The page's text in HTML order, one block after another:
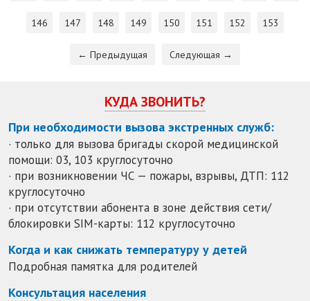
146 147 148 149 150 151 152 153
← Предыдущая Следующая →
КУДА ЗВОНИТЬ?
При необходимости вызова экстренных служб:
· только для вызова бригады скорой медицинской
помощи: 03, 103 круглосуточно
· при возникновении ЧС — пожары, взрывы, ДТП: 112
круглосуточно
· при отсутствии абонента в зоне действия сети/
блокировки SIM-карты: 112 круглосуточно
Когда и как снижать температуру у детей
Подробная памятка для родителей
Консультация населения